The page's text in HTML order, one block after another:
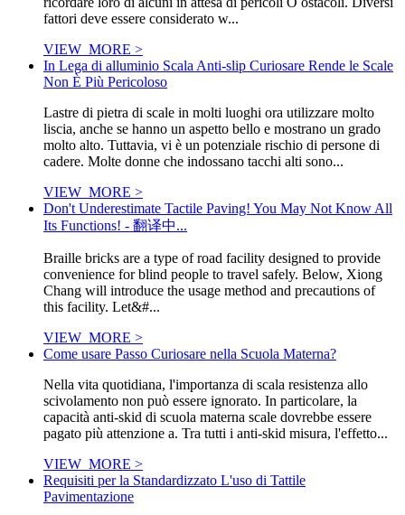
fattori deve essere considerato w...
VIEW_MORE >
In Lega di alluminio Scala Anti-slip Curiosare Rende le Scale
Non È Più Pericoloso
Lastre di pietra di scale in molti luoghi ora utilizzare molto
liscia, anche se hanno un aspetto bello e mostrano un grado
molto alto. Tuttavia, vi è un potenziale rischio di persone di
cadere. Molte donne che indossano tacchi alti sono...
VIEW_MORE >
Don't Underestimate Tactile Paving! You May Not Know All
Its Functions! - 翻译中...
Braille bricks are a type of road facility designed to provide
convenience for blind people to travel safely. Below, Xiong
Chang will introduce the usage method and precautions of
this facility. Let&#...
VIEW_MORE >
Come usare Passo Curiosare nella Scuola Materna?
Nella vita quotidiana, l'importanza di scala resistenza allo
scivolamento non può essere ignorato. In particolare, la
capacità anti-skid di scuola materna scale dovrebbe essere
pagato più attenzione a. Tra tutti i anti-skid misura, l'effetto...
VIEW_MORE >
Requisiti per la Standardizzato L'uso di Tattile
Pavimentazione